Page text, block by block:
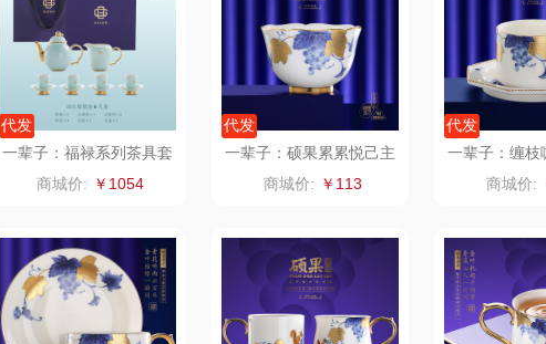
1）
云栖桦田 百事食品
小胖爪 可可满分 无印良品（代理
商）
银小燕 呼也
润培 百事（饮具类）
小度 索爱（个护类） 创维（手表类）
赫兰希 几梦 欧丽薇兰
代发
一辈子：福禄系列茶具套
商城价: ￥1054
代发
一辈子：硕果累累悦己主
商城价: ￥113
代发
一辈子：缠枝
方珍珠
商城价: